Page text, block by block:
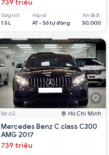
739 triệu
Dung tích
1.5 L
Hộp số
AT - Số tự động
Km đã đi
50,000
Xe cũ Hồ Chí Minh
Mercedes Benz C class C300
AMG 2017
739 triệu